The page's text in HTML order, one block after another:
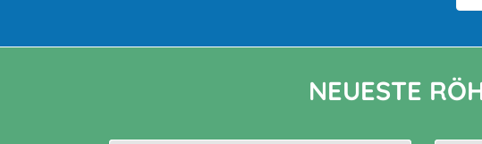
NEUESTE